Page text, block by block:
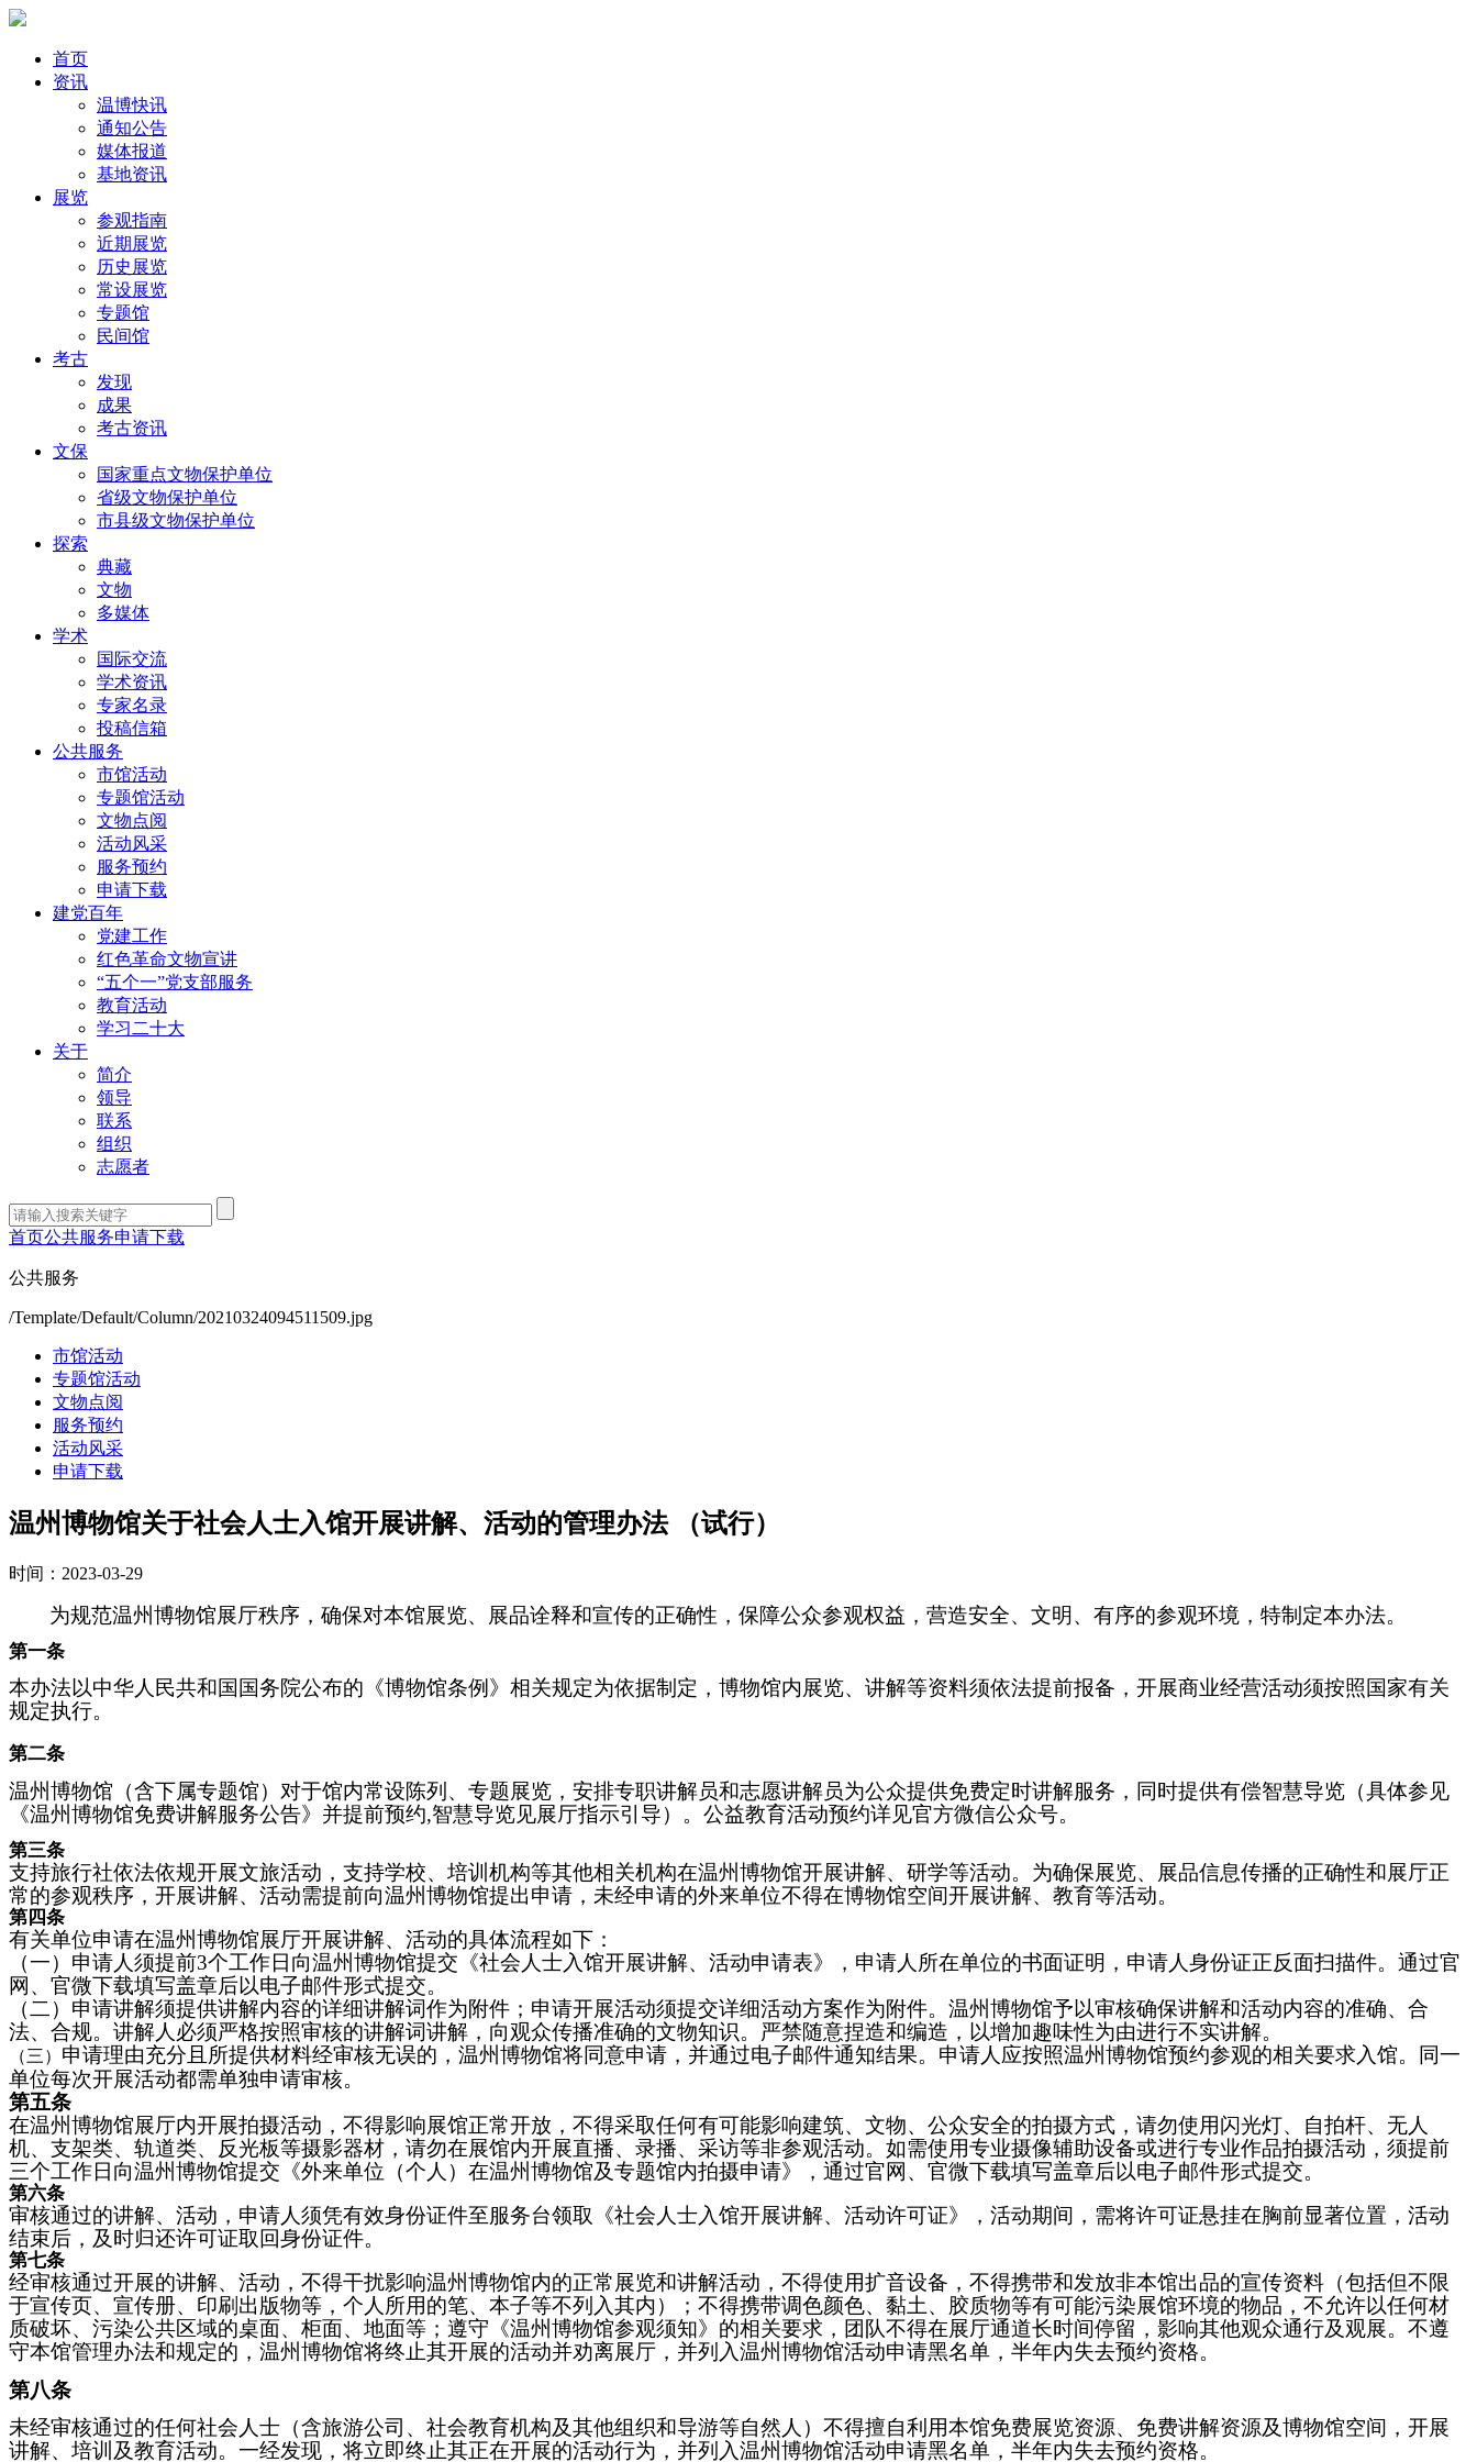
首页
资讯
温博快讯
通知公告
媒体报道
基地资讯
展览
参观指南
近期展览
历史展览
常设展览
专题馆
民间馆
考古
发现
成果
考古资讯
文保
国家重点文物保护单位
省级文物保护单位
市县级文物保护单位
探索
典藏
文物
多媒体
学术
国际交流
学术资讯
专家名录
投稿信箱
公共服务
市馆活动
专题馆活动
文物点阅
活动风采
服务预约
申请下载
建党百年
党建工作
红色革命文物宣讲
“五个一”党支部服务
教育活动
学习二十大
关于
简介
领导
联系
组织
志愿者
首页公共服务申请下载
公共服务
/Template/Default/Column/20210324094511509.jpg
市馆活动
专题馆活动
文物点阅
服务预约
活动风采
申请下载
温州博物馆关于社会人士入馆开展讲解、活动的管理办法 （试行）
时间：2023-03-29
为规范温州博物馆展厅秩序，确保对本馆展览、展品诠释和宣传的正确性，保障公众参观权益，营造安全、文明、有序的参观环境，特制定本办法。
第一条
本办法以中华人民共和国国务院公布的《博物馆条例》相关规定为依据制定 ，博物馆内展览、讲解等资料须依法提前报备，开展商业经营活动须按照国家有关
规定执行。
第二条
温州博物馆（含下属专题馆）对于馆内常设陈列、专题展览，安排专职讲解员和志愿讲解员为公众提供免费定时讲解服务，同时提供有偿智慧导览（具体参见
《温州博物馆免费讲解服务公告》并提前预约,智慧导览见展厅指示引导）。公益教育活动预约详见官方微信公众号。
第三条
支持旅行社依法依规开展文旅活动，支持学校、培训机构等其他相关机构在温州博物馆开展讲解、研学等活动。 为确保展览、展品信息传播的正确性和展厅正
常的参观秩序， 开展讲解、活动需提前向温州博物馆提出申请，未经申请的外来单位不得在博物馆空间开展讲解、教育等活动。
第四条
有关单位申请在温州博物馆展厅开展讲解、 活动的具体流程如下：
（一） 申请人须提前3个工作日 向温州博物馆提交 《社会人士入馆开展讲解、活动申请表》，申请人所在单位的书面证明，申请人身份证正反面扫描件。通过官
网、官微下载填写盖章后以电子邮件形式提交。
（二） 申请讲解须提供讲解内容的详细讲解词作为附件；申请开展活动须提交详细活动方案作为附件。温州博物馆予以审核确保讲解和活动内容的准确、合
法、合规。 讲解人必须严格按照审核的讲解词讲解，向观众传播准确的文物知识。严禁随意捏造和编造，以增加趣味性为由进行不实讲解。
（三） 申请理由充分且所提供材料经审核无误的，温州博物馆将同意申请，并通过电子邮件通知结果。申请人应按照温州博物馆预约参观的相关要求入馆。
同一
单位每次开展活动都需单独申请审核。
第五条
在温州博物馆展厅内开展拍摄活动，不得影响展馆正常开放，不得采取任何有可能影响建筑、文物、公众安全的拍摄方式，请勿使用闪光灯、自拍杆、无人
机、支架类、轨道类、反光板等摄影器材，请勿在展馆内开展直播、录播、采访等非参观活动。如需使用专业摄像辅助设备或进行专业作品拍摄活动，须提前
三个工作日向温州博物馆提交《外来单位（个人）在温州博物馆及专题馆内拍摄申请》，通过官网、官微下载填写盖章后以电子邮件形式提交。
第六条
审核通过的讲解、活动，申请人须凭有效身份证件至服务台领取《社会人士入馆开展讲解、活动许可证》，活动期间，需将许可证悬挂在胸前显著位置，活动
结束后，及时归还许可证取回身份证件。
第七条
经审核通过开展的讲解、活动，不得干扰影响温州博物馆内的正常展览和讲解活动，不得使用扩音设备，不得携带和发放非本馆出品的宣传资料（包括但不限
于宣传页、宣传册、印刷出版物等 ，个人所用的笔、本子等不列入其内 ）
；不得携带调色颜色、黏土、胶质物等有可能污染展馆环境的物品，不允许以任何材
质破坏、污染公共区域的桌面、柜面、地面等； 遵守 《温州博物馆参观须知》的相关要求， 团队不得在展厅通道长时间停留，影响其他观众通行及观展。不遵
守本馆管理办法和规定的，温州博物馆将终止其开展的活动并劝离展厅， 并列入温州博物馆活动申请黑名单，半年内失去预约资格。
第八条
未经审核通过的任何社会人士（含旅游公司、社会教育机构及其他组织和导游等自然人）不得擅自利用本馆免费展览资源、免费讲解资源及博物馆空间，开展
讲解、培训及教育活动。一经发现，将立即终止其正在开展的活动行为 ，并列入温州博物馆活动申请黑名单，半年内失去预约资格。